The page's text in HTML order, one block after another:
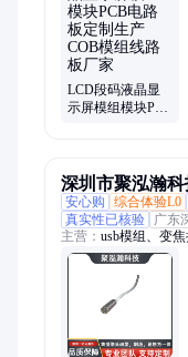
LCD段码液晶显
示屏模组模块PCB
深圳市聚泓瀚科
安心购
综合体验L0
真实性已核验
广东
主营： usb模组、变
内窥镜摄像头、模拟
同轴摄像头模组、
头、人脸识别摄像头
模组、高拍仪800万
模组、免驱动标定摄